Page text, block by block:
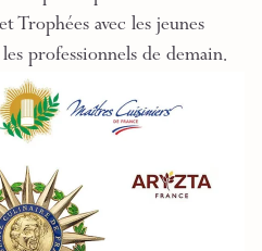
Trophées avec les jeunes
professionnels de demain.